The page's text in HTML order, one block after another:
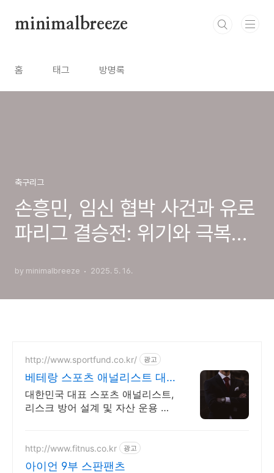
minimalbreeze
홈 태그 방명록
축구리그
손흥민, 임신 협박 사건과 유로
파리그 결승전: 위기와 극복의
계 경기 일정 시간)
by minimalbreeze 2025. 5. 16.
http://www.sportfund.co.kr/ 광고
베테랑 스포츠 애널리스트 대
한민국 1순위 전력 분석가
대한민국 대표 스포츠 애널리스트,
리스크 방어 설계 및 자산 운용 전
http://www.fitnus.co.kr 광고
아이언 9부 스판팬츠